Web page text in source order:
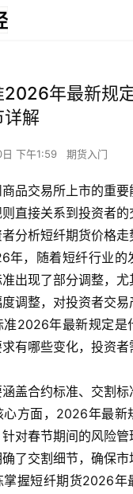
2026年最新规
详解
下午1:59 期货入门
品交易所上市的重
直接关系到投资者的
分析短纤期货价格
年，随着短纤行业的
出现了部分调整，
调整，对投资者交易
2026年最新规定是
有哪些变化，投资
盖合约标准、交割
心方面，2026年最新
对春节期间的风险
了交割细节，确保
掌握短纤期货2026年